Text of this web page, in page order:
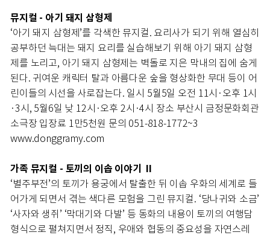
뮤지컬 - 아기 돼지 삼형제
‘아기 돼지 삼형제’를 각색한 뮤지컬. 요리사가 되기 위해 열심히
공부하던 늑대는 돼지 요리를 실습해보기 위해 아기 돼지 삼형
제를 노리고, 아기 돼지 삼형제는 벽돌로 지은 막내의 집에 숨게
된다. 귀여운 캐릭터 탈과 아름다운 숲을 형상화한 무대 등이 어
린이들의 시선을 사로잡는다. 일시 5월5일 오전 11시·오후 1시
·3시, 5월6일 낮 12시·오후 2시·4시 장소 부산시 금정문화회관
소극장 입장료 1만5천원 문의 051-818-1772~3
www.donggramy.com
가족 뮤지컬 - 토끼의 이솝 이야기 Ⅱ
‘별주부전’의 토끼가 용궁에서 탈출한 뒤 이솝 우화의 세계로 들
어가게 되면서 겪는 색다른 모험을 그린 뮤지컬. ‘당나귀와 소금’
‘사자와 생쥐’ ‘막대기와 다발’ 등 동화의 내용이 토끼의 여행담
형식으로 펼쳐지면서 정직, 우애와 협동의 중요성을 자연스레